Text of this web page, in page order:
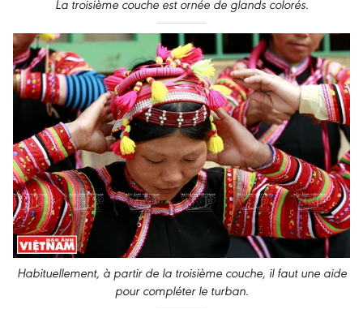
La troisième couche est ornée de glands colorés.
Habituellement, à partir de la troisième couche, il faut une aide
pour compléter le turban.